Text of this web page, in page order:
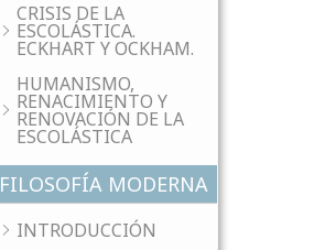
CRISIS DE LA
ESCOLÁSTICA.
ECKHART Y OCKHAM.
HUMANISMO,
RENACIMIENTO Y
RENOVACIÓN DE LA
ESCOLÁSTICA
FILOSOFÍA MODERNA
INTRODUCCIÓN